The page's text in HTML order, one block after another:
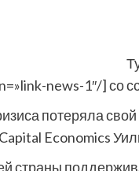
news-1″/] со
потеряла
Economics
страны